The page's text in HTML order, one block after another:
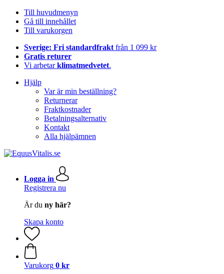
Till huvudmenyn
Gå till innehållet
Till varukorgen
Sverige: Fri standardfrakt från 1 099 kr
Gratis returer
Vi arbetarklimatmedvetet.
Hjälp
Var är min beställning?
Returnerar
Fraktkostnader
Betalningsalternativ
Kontakt
Alla hjälpämnen
Logga in
Registrera nu
Är du ny här?
Skapa konto
Varukorg 0 kr